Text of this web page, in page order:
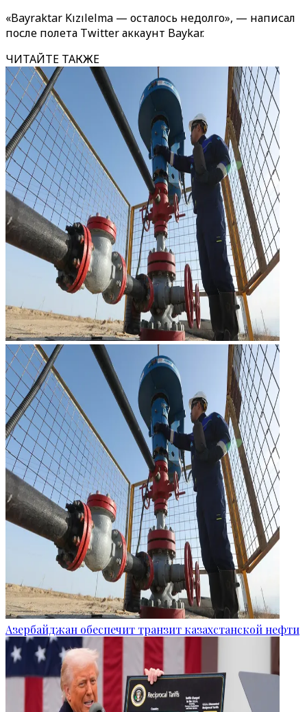
«Bayraktar Kızılelma — осталось недолго», — написал
после полета Twitter аккаунт Baykar.
ЧИТАЙТЕ ТАКЖЕ
Азербайджан обеспечит транзит казахстанской нефти